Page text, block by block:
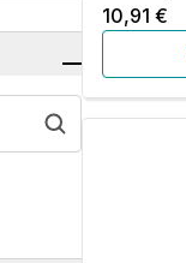
10,91 €